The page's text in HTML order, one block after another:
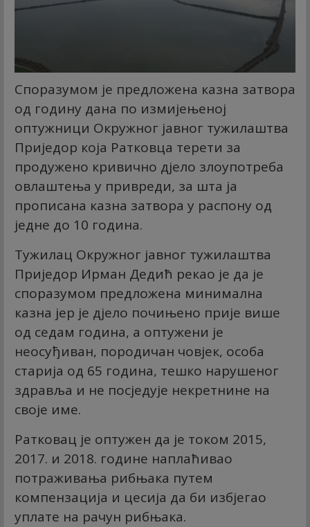
Споразумом је предложена казна затвора
од годину дана по измијењеној
оптужници Окружног јавног тужилаштва
Приједор која Ратковца терети за
продужено кривично дјело злоупотреба
овлаштења у привреди, за шта ја
прописана казна затвора у распону од
једне до 10 година.
Тужилац Окружног јавног тужилаштва
Приједор Ирман Дедић рекао је да је
споразумом предложена минимална
казна јер је дјело почињено прије више
од седам година, а оптужени је
неосуђиван, породичан човјек, особа
старија од 65 година, тешко нарушеног
здравља и не посједује некретнине на
своје име.
Ратковац је оптужен да је током 2015,
2017. и 2018. године наплаћивао
потраживања рибњака путем
компензација и цесија да би избјегао
уплате на рачун рибњака.